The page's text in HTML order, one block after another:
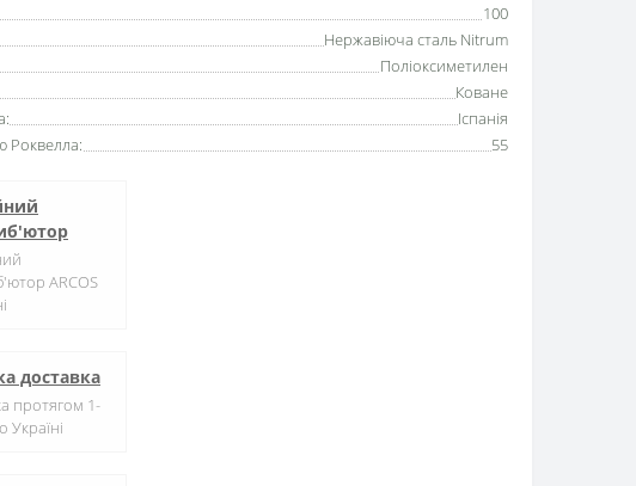
100
Нержавіюча сталь Nitrum
Поліоксиметилен
Коване
Іспанія
Роквелла:
55
ARCOS
доставка
протягом 1-
Україні